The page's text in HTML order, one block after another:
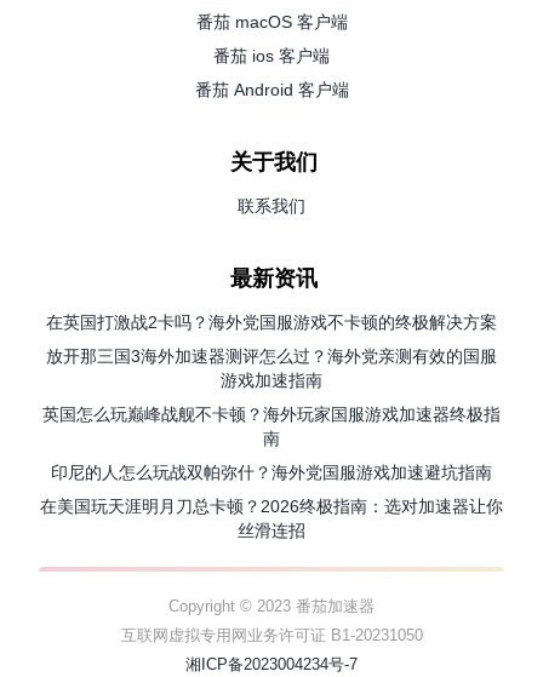
番茄 macOS 客户端
番茄 ios 客户端
番茄 Android 客户端
关于我们
联系我们
最新资讯
在英国打激战2卡吗？海外党国服游戏不卡顿的终极解决方案
放开那三国3海外加速器测评怎么过？海外党亲测有效的国服
游戏加速指南
英国怎么玩巅峰战舰不卡顿？海外玩家国服游戏加速器终极指
南
印尼的人怎么玩战双帕弥什？海外党国服游戏加速避坑指南
在美国玩天涯明月刀总卡顿？2026终极指南：选对加速器让你
丝滑连招
Copyright © 2023 番茄加速器
互联网虚拟专用网业务许可证 B1-20231050
湘ICP备2023004234号-7